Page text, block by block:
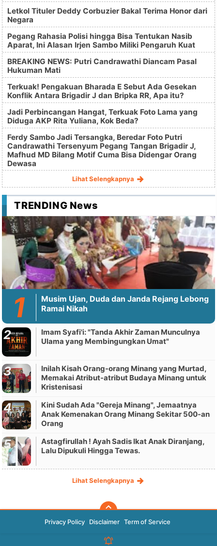
Letkol Tituler Deddy Corbuzier Bakal Terima Honor dari
Negara
Pegang Rahasia Polisi hingga Bisa Tentukan Nasib
Aparat, Ini Alasan Irjen Sambo Miliki Pengaruh Kuat
BREAKING NEWS: Putri Candrawathi Diancam Pasal
Hukuman Mati
Terkuak! Pengakuan Bharada E Sebut Ada Gesekan
Konflik Antara Brigadir J dan Bripka RR, Apa itu?
Jadi Perbincangan Hangat, Terkuak Foto Lama yang
Diduga AKP Rita Yuliana, Kok Beda?
Ferdy Sambo Jadi Tersangka, Beredar Foto Putri
Candrawathi Tersenyum Pegang Tangan Brigadir J,
Mafhud MD Bilang Motif Cuma Bisa Didengar Orang
Dewasa
Lihat Selengkapnya
TRENDING News
Musim Ujan, Duda dan Janda Rejang Lebong
Ramai Nikah
Imam Syafi'i: "Tanda Akhir Zaman Munculnya
Ulama yang Membingungkan Umat"
Inilah Kisah Orang-orang Minang yang Murtad,
Memakai Atribut-atribut Budaya Minang untuk
Kristenisasi
Kini Sudah Ada "Gereja Minang", Jemaatnya
Anak Kemenakan Orang Minang Sekitar 500-an
Orang
Astagfirullah ! Ayah Sadis Ikat Anak Diranjang,
Lalu Dipukuli Hingga Tewas.
Lihat Selengkapnya
Privacy Policy Disclaimer Term of Service